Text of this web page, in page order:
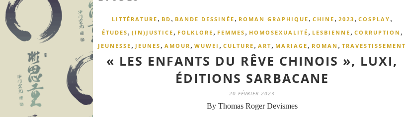
LITTÉRATURE , BD , BANDE DESSINÉE , ROMAN GRAPHIQUE , CHINE , 2023 , COSPLAY ,
ÉTUDES , (IN)JUSTICE , FOLKLORE , FEMMES , HOMOSEXUALITÉ , LESBIENNE , CORRUPTION ,
JEUNESSE , JEUNES , AMOUR , WUWEI , CULTURE , ART, MARIAGE , ROMAN , TRAVESTISSEMENT
« LES ENFANTS DU RÊVE CHINOIS », LUXI,
ÉDITIONS SARBACANE
20 FÉVRIER 2023
By Thomas Roger Devismes